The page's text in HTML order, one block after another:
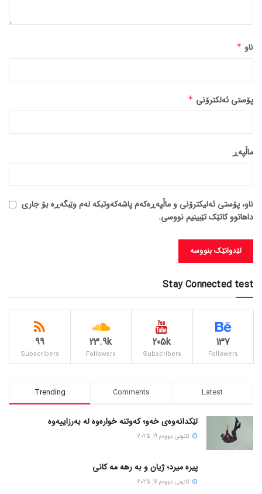
ناو *
پۆستی ئەلکترۆنی *
ماڵپه‌ڕ
ناو، پۆستی ئەلیکترۆنی و ماڵپەڕەکەم پاشەکەوتبکە لەم وێبگەڕە بۆ جاری
داهاتوو کاتێک تێبینیم نووسی.
Stay Connected test
137
Followers
205k
Subscribers
23.9k
Followers
99
Subscribers
Trending Comments Latest
لێکدانەوەی خەو؛ کەوتنە خوارەوە لە بەرزاییەوە
كانونی دووه‌م 19, 2025
پیره میرد؛ ژیان و به رهه مه کانی
كانونی دووه‌م 16, 2025